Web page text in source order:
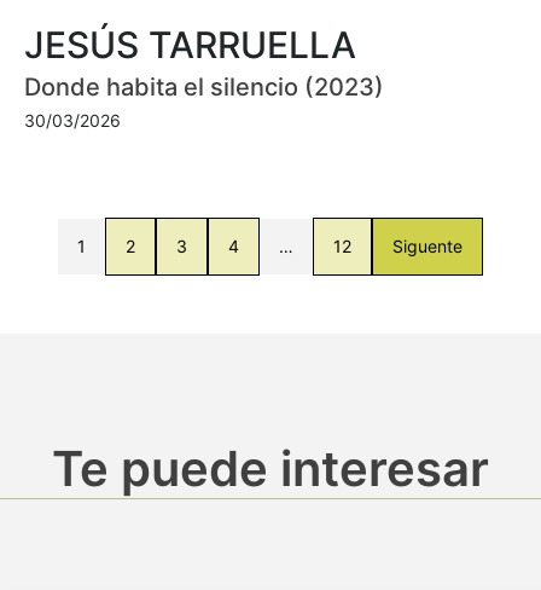
JESÚS TARRUELLA
Donde habita el silencio (2023)
30/03/2026
1 2 3 4 … 12 Siguente
Te puede interesar